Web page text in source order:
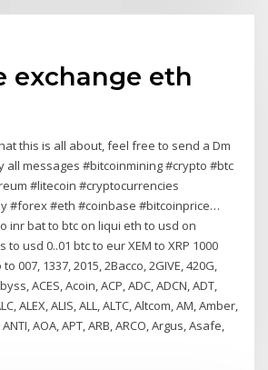
exchange eth
this is all about, feel free to send a Dm
all messages #bitcoinmining #crypto #btc
#litecoin #cryptocurrencies
#forex #eth #coinbase #bitcoinprice…
inr bat to btc on liqui eth to usd on
usd 0..01 btc to eur XEM to XRP 1000
007, 1337, 2015, 2Bacco, 2GIVE, 420G,
ACES, Acoin, ACP, ADC, ADCN, ADT,
ALEX, ALIS, ALL, ALTC, Altcom, AM, Amber,
AOA, APT, ARB, ARCO, Argus, Asafe,